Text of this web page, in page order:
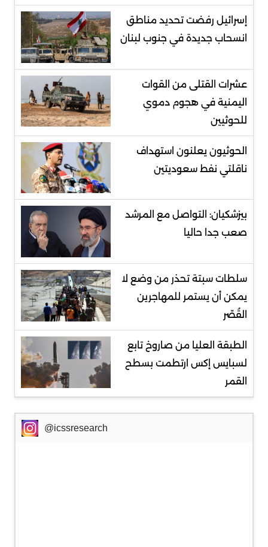
إسرائيل رفضت تحديد مناطق
انسحاب جديدة في جنوب لبنان
عشرات القتلى من القوات
اليمنية في هجوم دموي
للحوثيين
الحوثيون يعلنون استهداف
ناقلتي نفط سعوديتين
بيزشكيان: التواصل مع المرشد
صعب جدا حاليا
سلطات سبتة تحذر من وضع لا
يمكن أن يستمر للمهاجرين
القُصّر
الطبقة العليا من صاروخ تابع
لسبايس إكس ارتطمت بسطح
القمر
@icssresearch